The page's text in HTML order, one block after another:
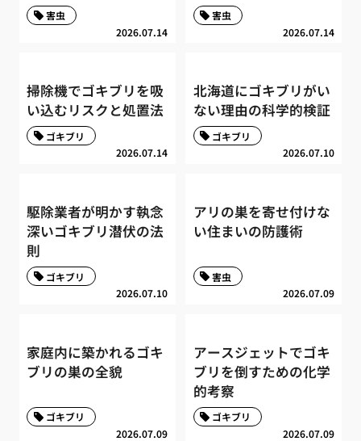
2026.07.14
害虫
2026.07.14
害虫
掃除機でゴキブリを吸
い込むリスクと処置法
2026.07.14
ゴキブリ
北海道にゴキブリがい
ない理由の科学的検証
2026.07.10
ゴキブリ
駆除業者が明かす執念
深いゴキブリ潜伏の法
則
2026.07.10
ゴキブリ
アリの巣を寄せ付けな
い住まいの防護術
2026.07.09
害虫
家庭内に築かれるゴキ
ブリの巣の全貌
2026.07.09
ゴキブリ
アースジェットでゴキ
ブリを倒すための化学
的考察
2026.07.09
ゴキブリ